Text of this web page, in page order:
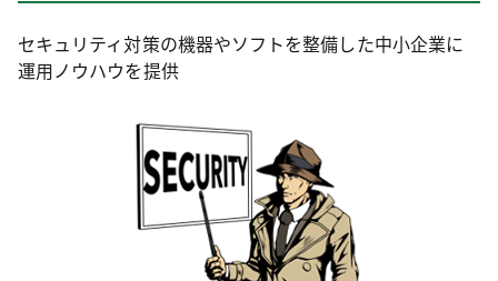
セキュリティ対策の機器やソフトを整備した中小企業に
運用ノウハウを提供